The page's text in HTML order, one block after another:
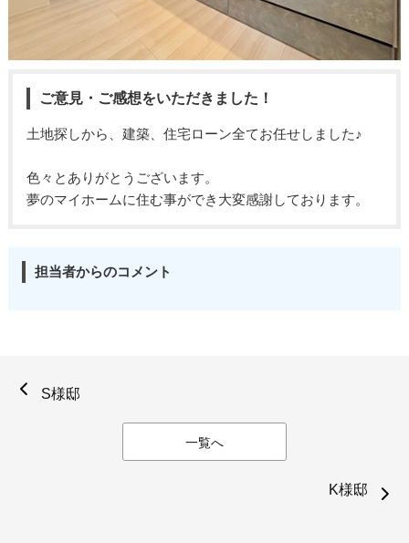
ご意見・ご感想をいただきました！
土地探しから、建築、住宅ローン全てお任せしました♪
色々とありがとうございます。
夢のマイホームに住む事ができ大変感謝しております。
担当者からのコメント
S様邸
一覧へ
K様邸